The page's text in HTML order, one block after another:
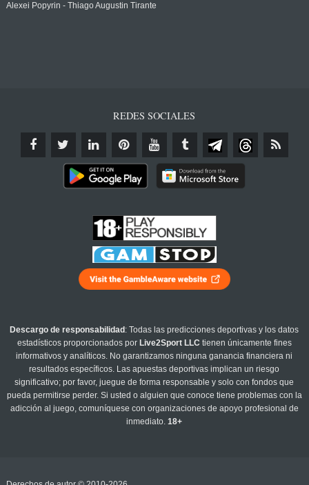
Alexei Popyrin - Thiago Augustin Tirante
REDES SOCIALES
Descargo de responsabilidad : Todas las predicciones deportivas y los datos
estadísticos proporcionados por Live2Sport LLC tienen únicamente fines
informativos y analíticos. No garantizamos ninguna ganancia financiera ni
resultados específicos. Las apuestas deportivas implican un riesgo
significativo; por favor, juegue de forma responsable y solo con fondos que
pueda permitirse perder. Si usted o alguien que conoce tiene problemas con la
adicción al juego, comuníquese con organizaciones de apoyo profesional de
inmediato.18+